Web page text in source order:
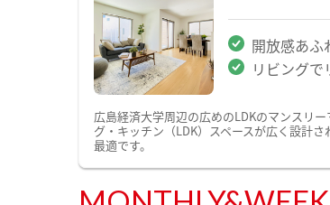
開放感あふ
リビングで
広島経済大学周辺の広めのLDKのマンスリ
グ・キッチン（LDK）スペースが広く設計
最適です。